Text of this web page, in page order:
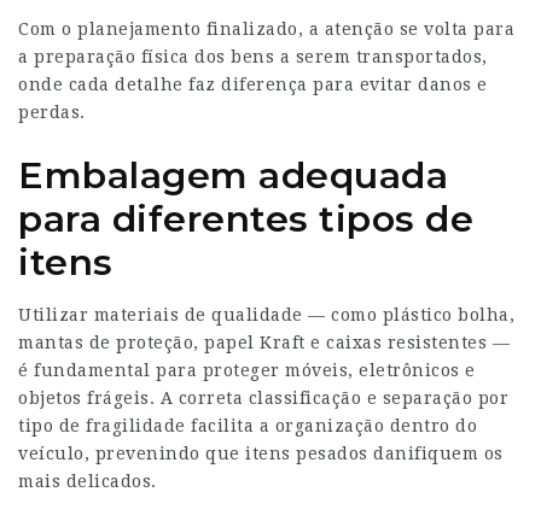
Com o planejamento finalizado, a atenção se volta para
a preparação física dos bens a serem transportados,
onde cada detalhe faz diferença para evitar danos e
perdas.
Embalagem adequada
para diferentes tipos de
itens
Utilizar materiais de qualidade — como plástico bolha,
mantas de proteção, papel Kraft e caixas resistentes —
é fundamental para proteger móveis, eletrônicos e
objetos frágeis. A correta classificação e separação por
tipo de fragilidade facilita a organização dentro do
veículo, prevenindo que itens pesados danifiquem os
mais delicados.